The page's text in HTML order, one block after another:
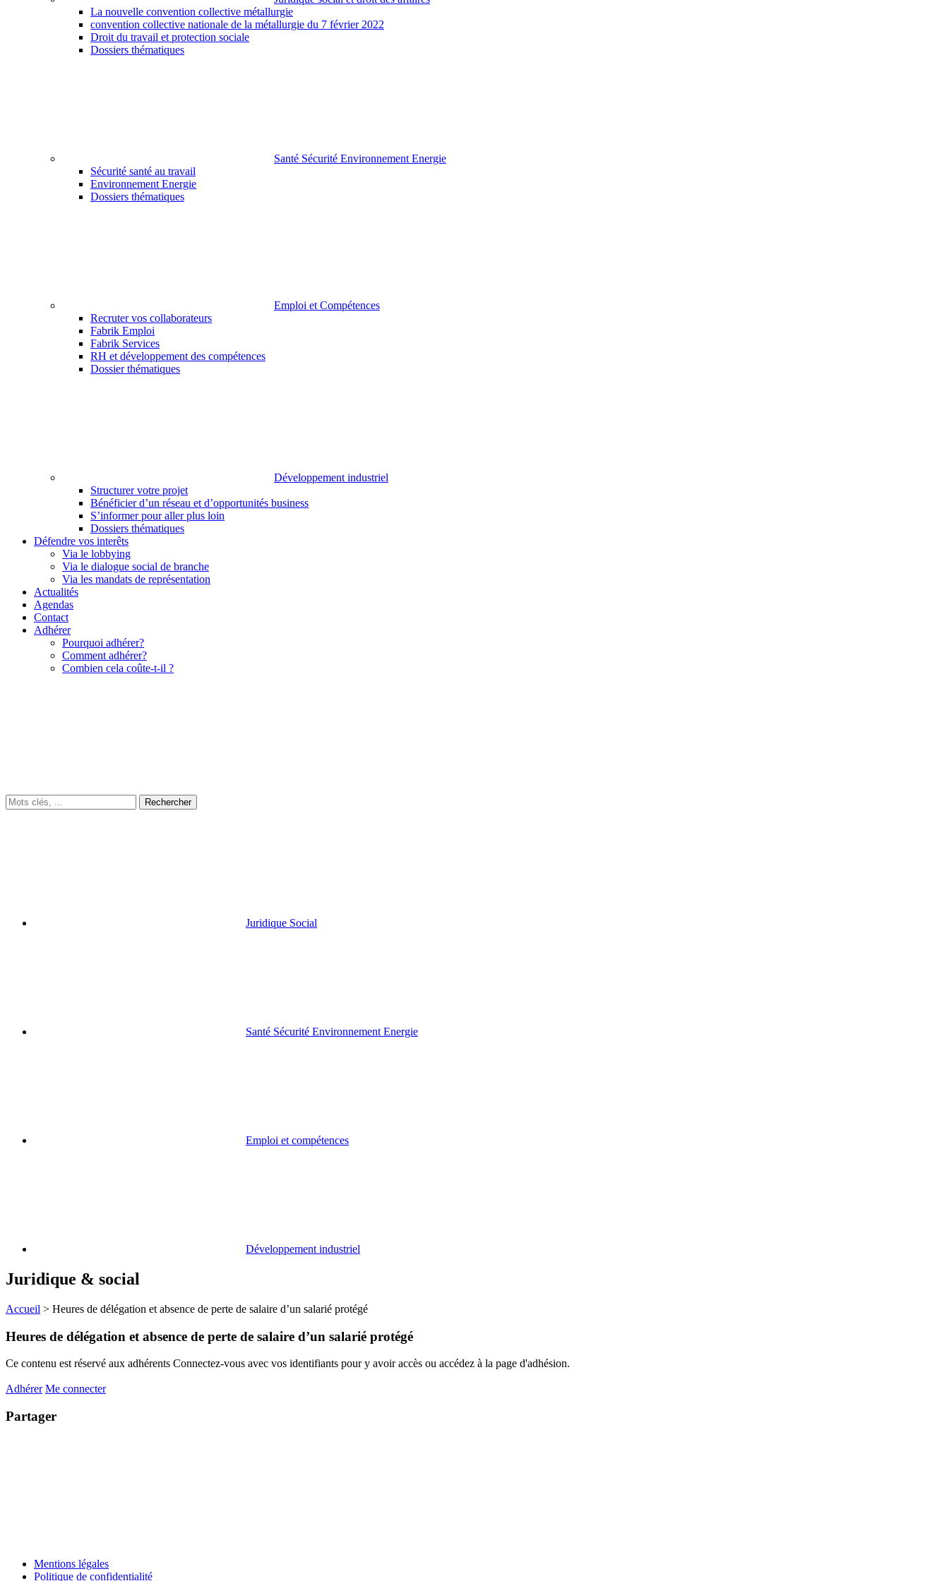
La nouvelle convention collective métallurgie
convention collective nationale de la métallurgie du 7 février 2022
Droit du travail et protection sociale
Dossiers thématiques
Santé Sécurité Environnement Energie
Sécurité santé au travail
Environnement Energie
Dossiers thématiques
Emploi et Compétences
Recruter vos collaborateurs
Fabrik Emploi
Fabrik Services
RH et développement des compétences
Dossier thématiques
Développement industriel
Structurer votre projet
Bénéficier d’un réseau et d’opportunités business
S’informer pour aller plus loin
Dossiers thématiques
Défendre vos interêts
Via le lobbying
Via le dialogue social de branche
Via les mandats de représentation
Actualités
Agendas
Contact
Adhérer
Pourquoi adhérer?
Comment adhérer?
Combien cela coûte-t-il ?
Juridique Social
Santé Sécurité Environnement Energie
Emploi et compétences
Développement industriel
Juridique & social
Accueil > Heures de délégation et absence de perte de salaire d’un salarié protégé
Heures de délégation et absence de perte de salaire d’un salarié protégé
Ce contenu est réservé aux adhérents Connectez-vous avec vos identifiants pour y avoir accès ou accédez à la page d'adhésion.
Adhérer Me connecter
Partager
Mentions légales
Politique de confidentialité